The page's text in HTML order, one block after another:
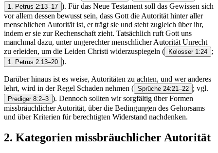
1. Petrus 2:13–17 ). Für das Neue Testament soll das Gewissen sich
vor allem dessen bewusst sein, dass Gott die Autorität hinter aller
menschlichen Autorität ist, er trägt sie und steht zugleich über ihr,
indem er sie zur Rechenschaft zieht. Tatsächlich ruft Gott uns
manchmal dazu, unter ungerechter menschlicher Autorität Unrecht
zu erleiden, um die Leiden Christi widerzuspiegeln ( Kolosser 1:24 ;
1. Petrus 2:13–20 ).
Darüber hinaus ist es weise, Autoritäten zu achten, und wer anderes
lehrt, wird in der Regel Schaden nehmen ( Sprüche 24:21–22 ; vgl.
Prediger 8:2–3 ). Dennoch sollten wir sorgfältig über Formen
missbräuchlicher Autorität, über die Bedingungen des Gehorsams
und über Kriterien für berechtigten Widerstand nachdenken.
2. Kategorien missbräuchlicher Autorität